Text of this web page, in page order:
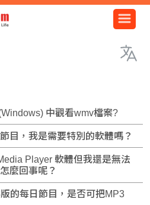
中觀看wmv檔案?
目，我是需要特別的軟體嗎？
Player 軟體但我還是無法
麼回事呢？
的每日節目，是否可把MP3